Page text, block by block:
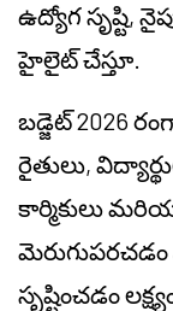
ఉద్యోగ సృష్టి,
హైలైట్ చేస్తూ.
బడ్జెట్ 2026
రైతులు,
కార్మికులు
సృష్టించడం